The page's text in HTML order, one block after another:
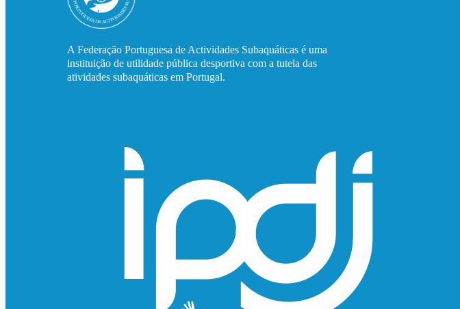
A Federação Portuguesa de Actividades Subaquáticas é uma
instituição de utilidade pública desportiva com a tutela das
atividades subaquáticas em Portugal.